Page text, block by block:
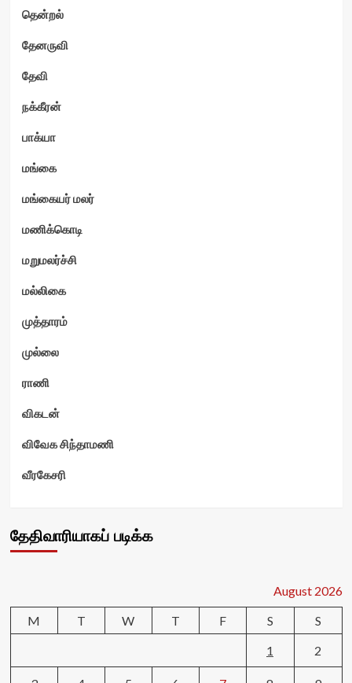
தென்றல்
தேனருவி
தேவி
நக்கீரன்
பாக்யா
மங்கை
மங்கையர் மலர்
மணிக்கொடி
மறுமலர்ச்சி
மல்லிகை
முத்தாரம்
முல்லை
ராணி
விகடன்
விவேக சிந்தாமணி
வீரகேசரி
தேதிவாரியாகப் படிக்க
August 2026
M
T W T F S
S
1
2